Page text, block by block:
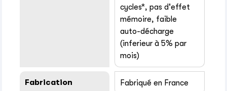
cycles*, pas d'effet
mémoire, faible
auto-décharge
(inferieur à 5% par
mois)
Fabrication Fabriqué en France